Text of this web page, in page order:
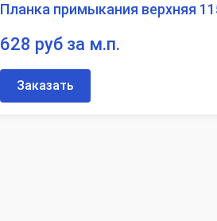
Планка примыкания верхняя
628 руб за м.п.
Заказать